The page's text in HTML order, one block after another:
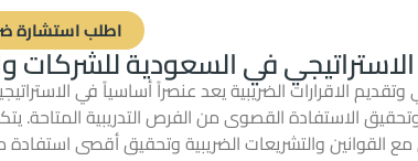
اطلب استشارة
في السعودية للشركات
وتقديم الاقرارات الضريبية يعد عنصراً أساسياً في
الاستفادة القصوى من الفرص التدريبية المتاحة.
مع القوانين والتشريعات الضريبية وتحقيق أقصى